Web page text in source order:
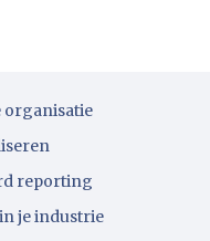
organisatie
reporting
je industrie